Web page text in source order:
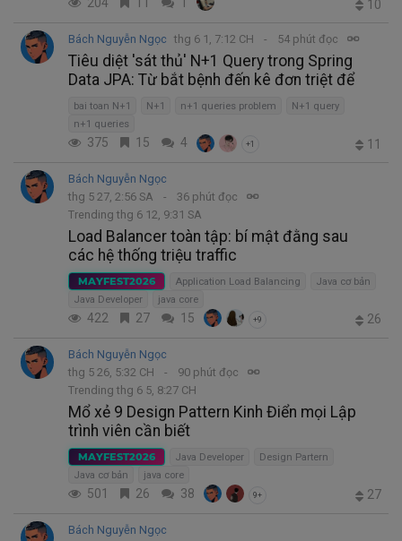
204 10
Bách Nguyễn Ngọc thg 6 1, 7:12 CH 54 phút đọc
Tiêu diệt 'sát thủ' N+1 Query trong Spring
Data JPA: Từ bắt bệnh đến kê đơn triệt để
bai toan N+1 N+1 n+1 queries problem
N+1 query
n+1 queries
375 15 4 +1 11
Bách Nguyễn Ngọc
thg 5 27, 2:56 SA
36 phút đọc
Trending thg 6 12, 9:31 SA
Load Balancer toàn tập: bí mật đằng sau
các hệ thống triệu traffic
MAYFEST2026 Application Load Balancing
Java cơ bản
Java Developer
java core
422 27 15 +9 26
Bách Nguyễn Ngọc
thg 5 26, 5:32 CH
90 phút đọc
Trending thg 6 5, 8:27 CH
Mổ xẻ 9 Design Pattern Kinh Điển mọi Lập
trình viên cần biết
MAYFEST2026 Java Developer
Design Partern
Java cơ bản
java core
501 26 38 9+ 27
Bách Nguyễn Ngọc